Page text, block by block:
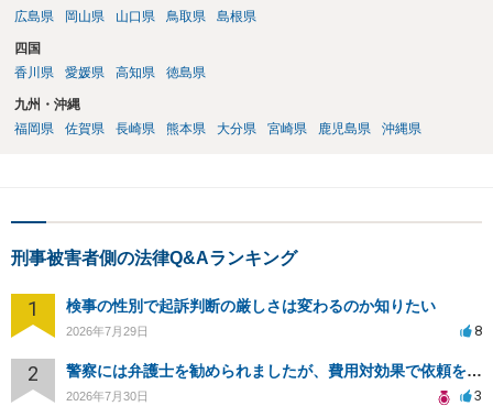
広島県
岡山県 山口県 鳥取県 島根県
四国
香川県
愛媛県 高知県 徳島県
九州・沖縄
福岡県
佐賀県 長崎県 熊本県 大分県 宮崎県 鹿児島県 沖縄県
刑事被害者側の法律Q&Aランキング
1 検事の性別で起訴判断の厳しさは変わるのか知りたい
2026年7月29日 8
2 警察には弁護士を勧められましたが、費用対効果で依頼をすることを躊躇しています。
2026年7月30日 3